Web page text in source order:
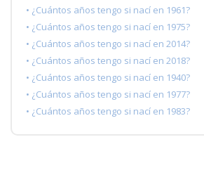
• ¿Cuántos años tengo si nací en 1961?
• ¿Cuántos años tengo si nací en 1975?
• ¿Cuántos años tengo si nací en 2014?
• ¿Cuántos años tengo si nací en 2018?
• ¿Cuántos años tengo si nací en 1940?
• ¿Cuántos años tengo si nací en 1977?
• ¿Cuántos años tengo si nací en 1983?